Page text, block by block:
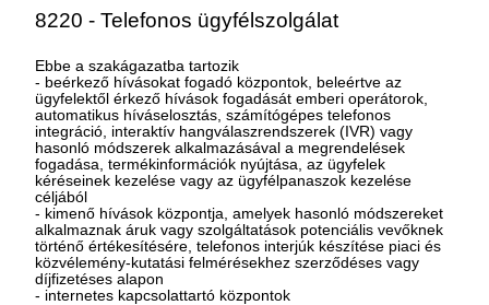
8220 - Telefonos ügyfélszolgálat
Ebbe a szakágazatba tartozik
- beérkező hívásokat fogadó központok, beleértve az
ügyfelektől érkező hívások fogadását emberi operátorok,
automatikus híváselosztás, számítógépes telefonos
integráció, interaktív hangválaszrendszerek (IVR) vagy
hasonló módszerek alkalmazásával a megrendelések
fogadása, termékinformációk nyújtása, az ügyfelek
kéréseinek kezelése vagy az ügyfélpanaszok kezelése
céljából
- kimenő hívások központja, amelyek hasonló módszereket
alkalmaznak áruk vagy szolgáltatások potenciális vevőknek
történő értékesítésére, telefonos interjúk készítése piaci és
közvélemény-kutatási felmérésekhez szerződéses vagy
díjfizetéses alapon
- internetes kapcsolattartó központok